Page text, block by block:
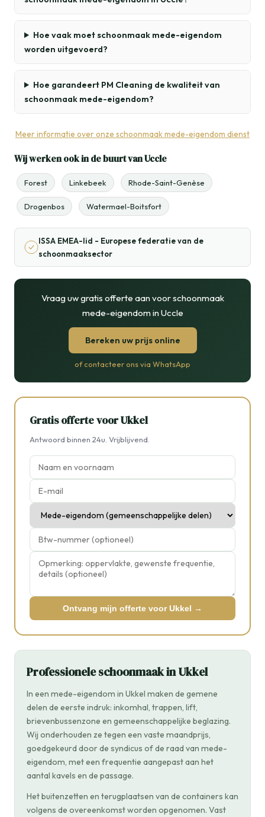
Hoe vaak moet schoonmaak mede-eigendom
worden uitgevoerd?
Hoe garandeert PM Cleaning de kwaliteit van
schoonmaak mede-eigendom?
Meer informatie over onze schoonmaak mede-eigendom dienst
Wij werken ook in de buurt van Uccle
Forest Linkebeek Rhode-Saint-Genèse
Drogenbos Watermael-Boitsfort
ISSA EMEA-lid - Europese federatie van de
schoonmaaksector
Vraag uw gratis offerte aan voor schoonmaak
mede-eigendom in Uccle
Bereken uw prijs online
of contacteer ons via WhatsApp
Gratis offerte voor Ukkel
Antwoord binnen 24u. Vrijblijvend.
Ontvang mijn offerte voor Ukkel →
Professionele schoonmaak in Ukkel
In een mede-eigendom in Ukkel maken de gemene
delen de eerste indruk: inkomhal, trappen, lift,
brievenbussenzone en gemeenschappelijke beglazing.
Wij onderhouden ze tegen een vaste maandprijs,
goedgekeurd door de syndicus of de raad van mede-
eigendom, met een frequentie aangepast aan het
aantal kavels en de passage.
Het buitenzetten en terugplaatsen van de containers kan
volgens de overeenkomst worden opgenomen. Vast